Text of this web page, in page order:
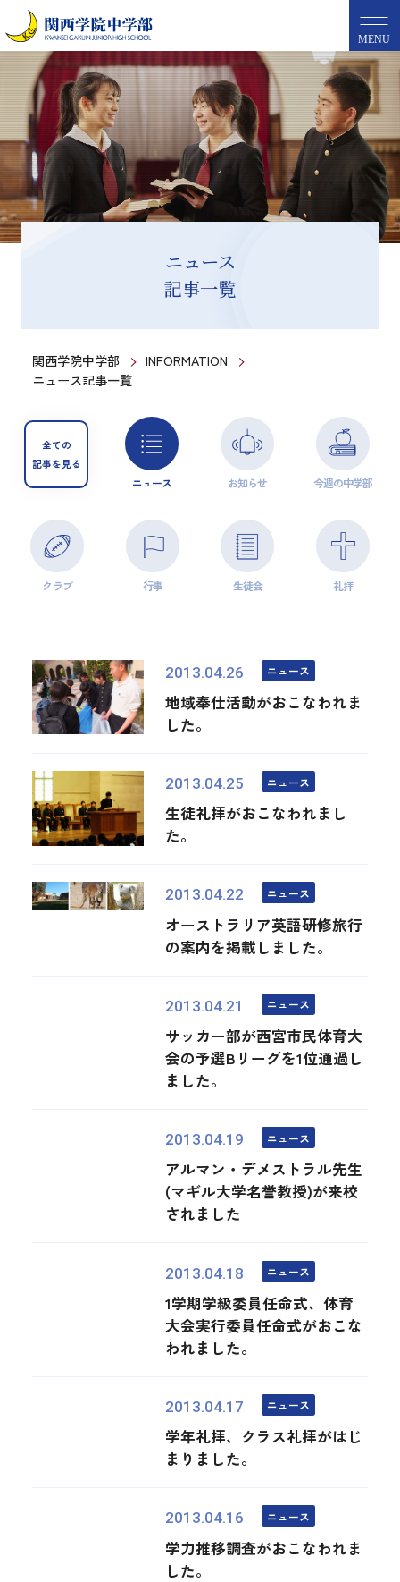
MENU
ニュース
記事一覧
関西学院中学部
INFORMATION
ニュース記事一覧
全ての
記事を見る
ニュース お知らせ 今週の中学部
クラブ 行事 生徒会 礼拝
2013.04.26 ニュース
地域奉仕活動がおこなわれま
した。
2013.04.25 ニュース
生徒礼拝がおこなわれまし
た。
2013.04.22 ニュース
オーストラリア英語研修旅行
の案内を掲載しました。
2013.04.21 ニュース
サッカー部が西宮市民体育大
会の予選Bリーグを1位通過し
ました。
2013.04.19 ニュース
アルマン・デメストラル先生
(マギル大学名誉教授)が来校
されました
2013.04.18 ニュース
1学期学級委員任命式、体育
大会実行委員任命式がおこな
われました。
2013.04.17 ニュース
学年礼拝、クラス礼拝がはじ
まりました。
2013.04.16 ニュース
学力推移調査がおこなわれま
した。